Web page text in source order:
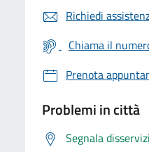
Richiedi
Chiama il
Prenota
Problemi in città
Segnala